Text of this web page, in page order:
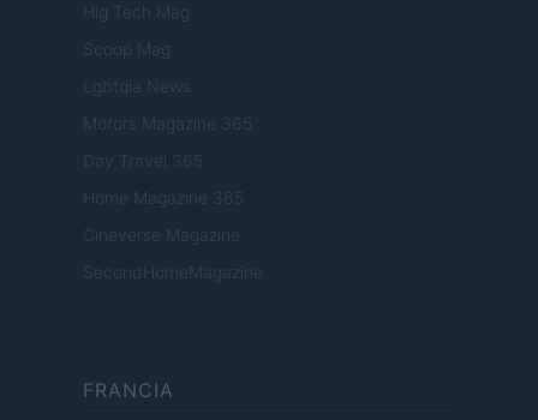
Hig Tech Mag
Scoop Mag
Lgbtqia News
Motors Magazine 365
Day Travel 365
Home Magazine 365
Cineverse Magazine
SecondHomeMagazine
FRANCIA